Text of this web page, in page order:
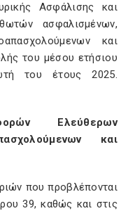
Ασφάλισης και
ασφαλισμένων,
και
του μέσου ετήσιου
του έτους 2025.
Ελεύθερων
και
που προβλέπονται
39, καθώς και στις